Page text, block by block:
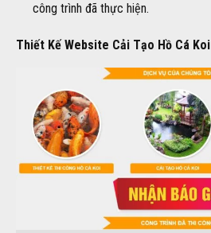
công trình đã thực hiện.
Thiết Kế Website Cải Tạo Hồ Cá Koi